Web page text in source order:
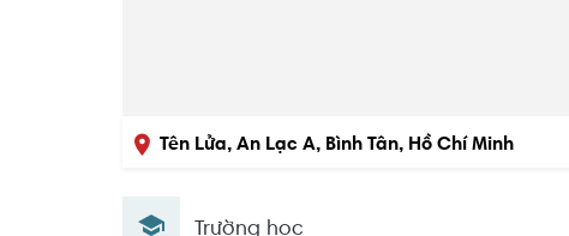
Tên Lửa, An Lạc A, Bình Tân, Hồ Chí Minh
Trường học